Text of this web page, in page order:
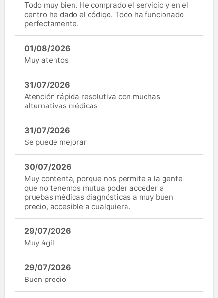
Todo muy bien. He comprado el servicio y en el
centro he dado el código. Todo ha funcionado
perfectamente.
01/08/2026
Muy atentos
31/07/2026
Atención rápida resolutiva con muchas
alternativas médicas
31/07/2026
Se puede mejorar
30/07/2026
Muy contenta, porque nos permite a la gente
que no tenemos mutua poder acceder a
pruebas médicas diagnósticas a muy buen
precio, accesible a cualquiera.
29/07/2026
Muy ágil
29/07/2026
Buen precio